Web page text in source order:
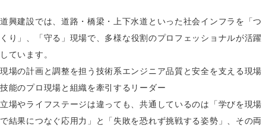
道興建設では、道路・橋梁・上下水道といった社会インフラを「つ
くり」、
「守る」現場で、多様な役割のプロフェッショナルが活躍
しています。
現場の計画と調整を担う技術系エンジニア品質と安全を支える現場
技能のプロ現場と組織を牽引するリーダー
立場やライフステージは違っても、共通しているのは
「学びを現場
で結果につなぐ応用力」と「失敗を恐れず挑戦する姿勢」、 その両